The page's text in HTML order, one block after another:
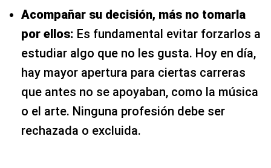
Acompañar su decisión, más no tomarla
por ellos: Es fundamental evitar forzarlos a
estudiar algo que no les gusta. Hoy en día,
hay mayor apertura para ciertas carreras
que antes no se apoyaban, como la música
o el arte. Ninguna profesión debe ser
rechazada o excluida.